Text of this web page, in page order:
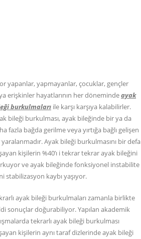
yapanlar, yapmayanlar, çocuklar, gençler
erişkinler hayatlarının her dönemindeayak
burkulmaları ile karşı karşıya kalabilirler.
bileği burkulması, ayak bileğinde bir ya da
fazla bağda gerilme veya yırtığa bağlı gelişen
Ayak bileği burkulmasını bir defa
kişilerin %40’ı i tekrar tekrar ayak bileğini
ve ayak bileğinde fonksiyonel instabilite
stabilizasyon kaybı yaşıyor.
ayak bileği burkulmaları zamanla birlikte
sonuçlar doğurabiliyor. Yapılan akademik
tekrarlı ayak bileği burkulması
kişilerin aynı taraf dizlerinde ayak bileği